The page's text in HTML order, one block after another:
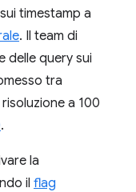
timestamp a
. Il team di
delle query sui
tra
a 100
.
la
il flag